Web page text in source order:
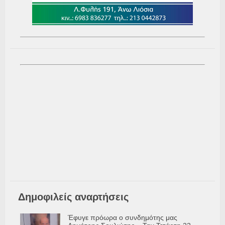
Δημοφιλείς αναρτήσεις
Έφυγε πρόωρα ο συνδημότης μας